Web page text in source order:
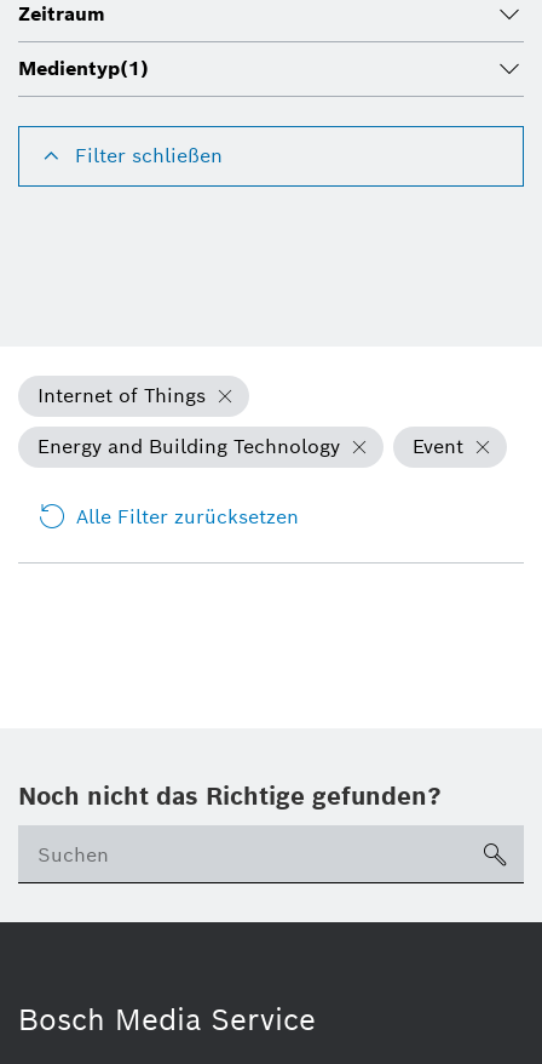
Zeitraum
Medientyp(1)
Filter schließen
Internet of Things
Energy and Building Technology
Event
Alle Filter zurücksetzen
Noch nicht das Richtige gefunden?
Bosch Media Service